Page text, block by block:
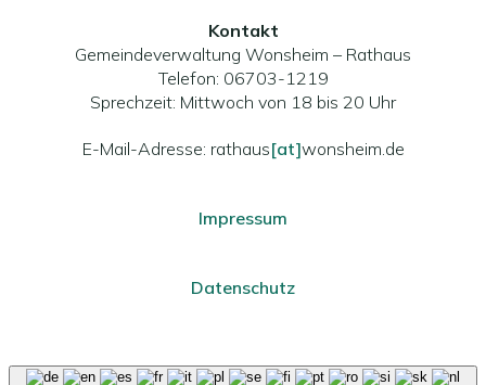
Kontakt
Gemeindeverwaltung Wonsheim – Rathaus
Telefon: 06703-1219
Sprechzeit: Mittwoch von 18 bis 20 Uhr
E-Mail-Adresse: rathaus[at]wonsheim.de
Impressum
Datenschutz